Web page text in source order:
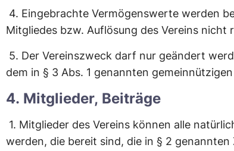
4. Eingebrachte Vermögenswerte werden
Mitgliedes bzw. Auflösung des Vereins nicht
5. Der Vereinszweck darf nur geändert
dem in § 3 Abs. 1 genannten
4. Mitglieder, Beiträge
1. Mitglieder des Vereins können alle
werden, die bereit sind, die in § 2 genannten